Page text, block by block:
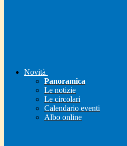
Novità
Panoramica
Le notizie
Le circolari
Calendario eventi
Albo online